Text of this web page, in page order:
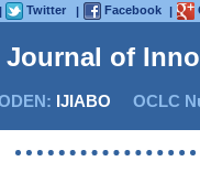
| Twitter | Facebook |
of
IJIABO OCLC